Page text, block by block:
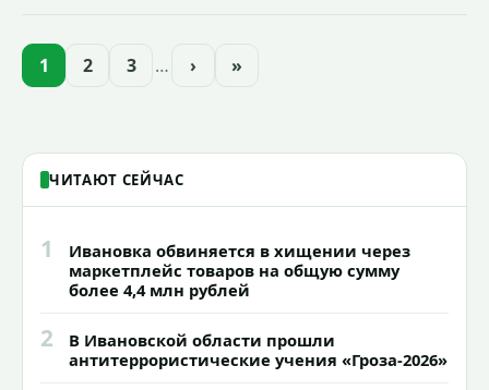
проекта подсветки исторических
1 2 3 … › »
ЧИТАЮТ СЕЙЧАС
1
Ивановка обвиняется в хищении через
маркетплейс товаров на общую сумму
более 4,4 млн рублей
2
В Ивановской области прошли
антитеррористические учения «Гроза-2026»